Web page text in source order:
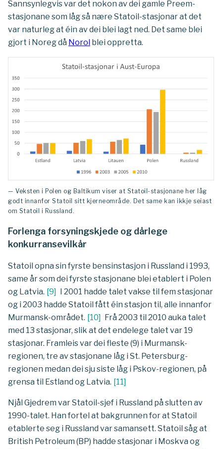
Sannsynlegvis var det nokon av dei gamle Preem-
stasjonane som låg så nære Statoil-stasjonar at det
var naturleg at éin av dei blei lagt ned. Det same blei
gjort i Noreg då Norol blei oppretta.
— Veksten i Polen og Baltikum viser at Statoil-stasjonane her låg
godt innanfor Statoil sitt kjerneområde. Det same kan ikkje seiast
om Statoil i Russland.
Forlenga forsyningskjede og dårlege
konkurransevilkår
Statoil opna sin fyrste bensinstasjon i Russland i 1993,
same år som dei fyrste stasjonane blei etablert i Polen
og Latvia. [9]
I 2001 hadde talet vakse til fem stasjonar
og i 2003 hadde Statoil fått éin stasjon til, alle innanfor
Murmansk-området. [10]
Frå 2003 til 2010 auka talet
med 13 stasjonar, slik at det endelege talet var 19
stasjonar. Framleis var dei fleste (9) i Murmansk-
regionen, tre av stasjonane låg i St. Petersburg-
regionen medan dei sju siste låg i Pskov-regionen, på
grensa til Estland og Latvia. [11]
Njål Gjedrem var Statoil-sjef i Russland på slutten av
1990-talet. Han fortel at bakgrunnen for at Statoil
etablerte seg i Russland var samansett. Statoil såg at
British Petroleum (BP) hadde stasjonar i Moskva og